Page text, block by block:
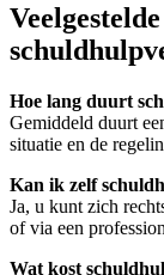
Hoe lang duurt
Gemiddeld duurt
situatie en de
Kan ik zelf
Ja, u kunt zich
of via een
Wat kost